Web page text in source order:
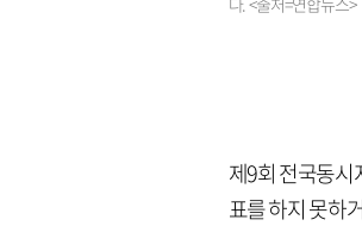
제9회 전국동시
표를 하지 못하